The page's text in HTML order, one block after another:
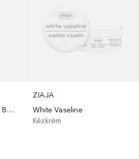
Cashmere Proteins Shea Butter Hand Cream
ZIAJA
White Vaseline
Kézkrém